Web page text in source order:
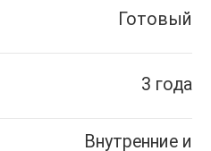
Готовый
3 года
Внутренние и